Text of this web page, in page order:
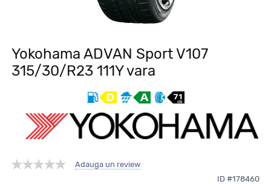
Yokohama ADVAN Sport V107
315/30/R23 111Y vara
Adauga un review
ID #178460